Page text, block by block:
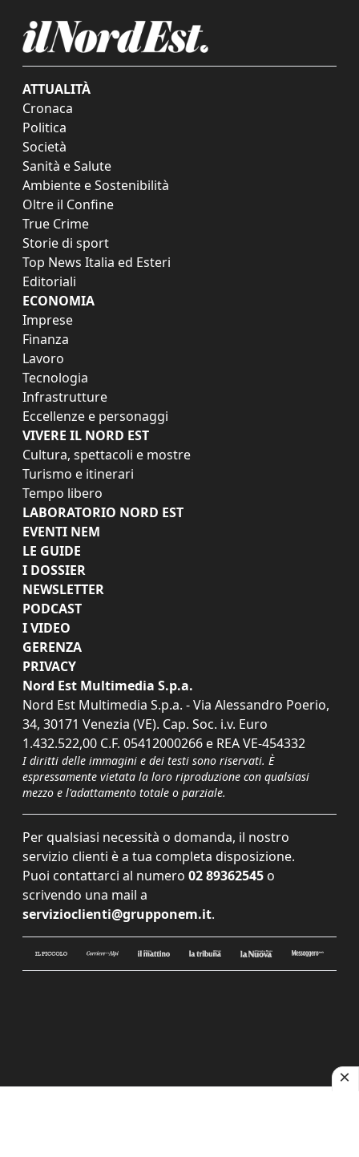
ATTUALITÀ
Cronaca
Politica
Società
Sanità e Salute
Ambiente e Sostenibilità
Oltre il Confine
True Crime
Storie di sport
Top News Italia ed Esteri
Editoriali
ECONOMIA
Imprese
Finanza
Lavoro
Tecnologia
Infrastrutture
Eccellenze e personaggi
VIVERE IL NORD EST
Cultura, spettacoli e mostre
Turismo e itinerari
Tempo libero
LABORATORIO NORD EST
EVENTI NEM
LE GUIDE
I DOSSIER
NEWSLETTER
PODCAST
I VIDEO
GERENZA
PRIVACY
Nord Est Multimedia S.p.a.
Nord Est Multimedia S.p.a. - Via Alessandro Poerio,
34, 30171 Venezia (VE). Cap. Soc. i.v. Euro
1.432.522,00 C.F. 05412000266 e REA VE-454332
I diritti delle immagini e dei testi sono riservati. È
espressamente vietata la loro riproduzione con qualsiasi
mezzo e l'adattamento totale o parziale.
Per qualsiasi necessità o domanda, il nostro
servizio clienti è a tua completa disposizione.
Puoi contattarci al numero 02 89362545 o
scrivendo una mail a
servizioclienti@grupponem.it.